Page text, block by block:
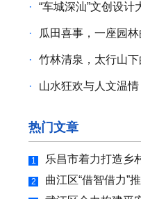
· “车城深汕”文创设
· 瓜田喜事，一座园
· 竹林清泉，太行山下
· 山水狂欢与人文温情
热门文章
1 乐昌市着力打造乡村振
2 曲江区“借智借力”推动